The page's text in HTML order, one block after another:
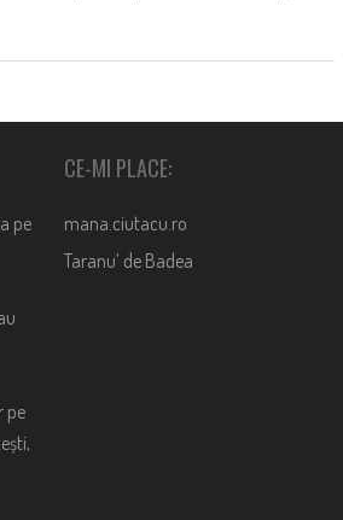
pe
pe
CE-MI PLACE:
mana.ciutacu.ro
Taranu’ de Badea